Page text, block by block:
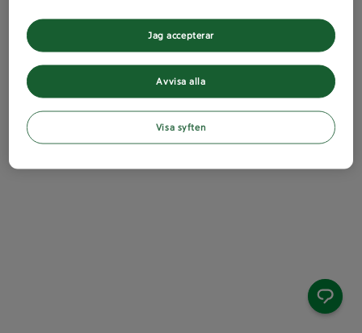
Avvisa alla
Jag accepterar
Visa syften